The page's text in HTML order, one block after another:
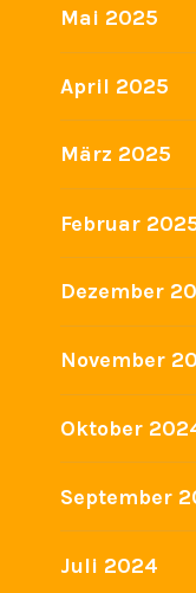
Mai 2025
April 2025
März 2025
Februar
Dezember
November
Oktober
September
Juli 2024